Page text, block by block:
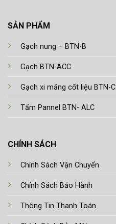
SẢN PHẨM
Gạch nung – BTN-B
Gạch BTN-ACC
Gạch xi măng cốt liệu BTN-C
Tấm Pannel BTN- ALC
CHÍNH SÁCH
Chính Sách Vận Chuyển
Chính Sách Bảo Hành
Thông Tin Thanh Toán